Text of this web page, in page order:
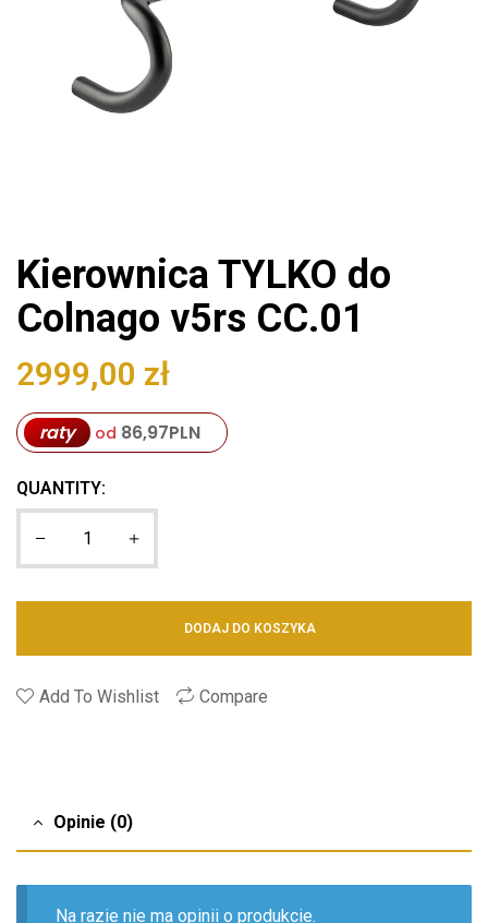
Kierownica TYLKO do
Colnago v5rs CC.01
2999,00 zł
raty od 86,97PLN
QUANTITY:
DODAJ DO KOSZYKA
Add To Wishlist Compare
Opinie (0)
Na razie nie ma opinii o produkcie.